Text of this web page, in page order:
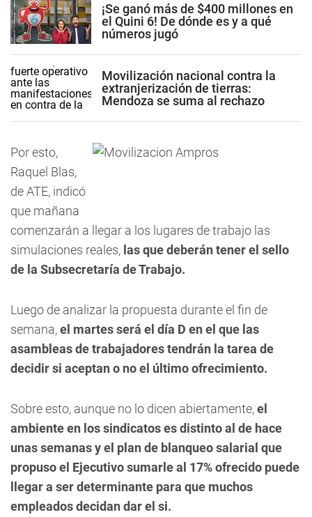
¡Se ganó más de $400 millones en
el Quini 6! De dónde es y a qué
números jugó
Movilización nacional contra la
extranjerización de tierras:
Mendoza se suma al rechazo
Por esto,
Raquel Blas,
de ATE, indicó
que mañana
comenzarán a llegar a los lugares de trabajo las
simulaciones reales, las que deberán tener el sello
de la Subsecretaría de Trabajo.
Luego de analizar la propuesta durante el fin de
semana,el martes será el día D en el que las
asambleas de trabajadores tendrán la tarea de
decidir si aceptan o no el último ofrecimiento.
Sobre esto, aunque no lo dicen abiertamente,el
ambiente en los sindicatos es distinto al de hace
unas semanas y el plan de blanqueo salarial que
propuso el Ejecutivo sumarle al 17% ofrecido puede
llegar a ser determinante para que muchos
empleados decidan dar el si.